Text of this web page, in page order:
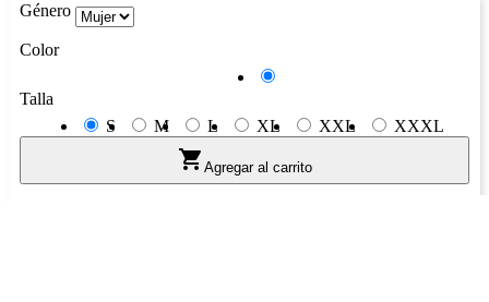
Género
Color
Talla
S
M L XL XXL XXXL
 Agregar al carrito